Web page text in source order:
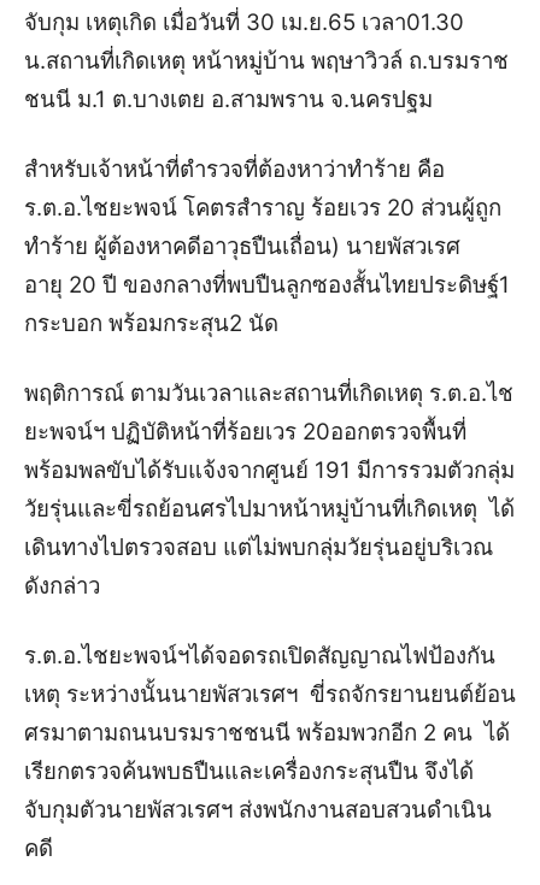
จับกุม เหตุเกิด เมื่อวันที่ 30 เม.ย.65 เวลา01.30
น.สถานที่เกิดเหตุ หน้าหมู่บ้าน พฤษาวิวล์ ถ.บรมราช
ชนนี ม.1 ต.บางเตย อ.สามพราน จ.นครปฐม
สำหรับเจ้าหน้าที่ตำรวจที่ต้องหาว่าทำร้าย คือ
ร.ต.อ.ไชยะพจน์ โคตรสำราญ ร้อยเวร 20 ส่วนผู้ถูก
ทำร้าย ผู้ต้องหาคดีอาวุธปืนเถื่อน) นายพัสวเรศ
อายุ 20 ปี ของกลางที่พบปืนลูกซองสั้นไทยประดิษฐ์1
กระบอก พร้อมกระสุน2 นัด
พฤติการณ์ ตามวันเวลาและสถานที่เกิดเหตุ ร.ต.อ.ไช
ยะพจน์ฯ ปฏิบัติหน้าที่ร้อยเวร 20ออกตรวจพื้นที่
พร้อมพลขับได้รับแจ้งจากศูนย์ 191 มีการรวมตัวกลุ่ม
วัยรุ่นและขี่รถย้อนศรไปมาหน้าหมู่บ้านที่เกิดเหตุ ได้
เดินทางไปตรวจสอบ แต่ไม่พบกลุ่มวัยรุ่นอยู่บริเวณ
ดังกล่าว
ร.ต.อ.ไชยะพจน์ฯได้จอดรถเปิดสัญญาณไฟป้องกัน
เหตุ ระหว่างนั้นนายพัสวเรศฯ ขี่รถจักรยานยนต์ย้อน
ศรมาตามถนนบรมราชชนนี พร้อมพวกอีก 2 คน ได้
เรียกตรวจค้นพบธปืนและเครื่องกระสุนปืน จึงได้
จับกุมตัวนายพัสวเรศฯ ส่งพนักงานสอบสวนดำเนิน
คดี